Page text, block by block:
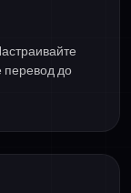
перевод до